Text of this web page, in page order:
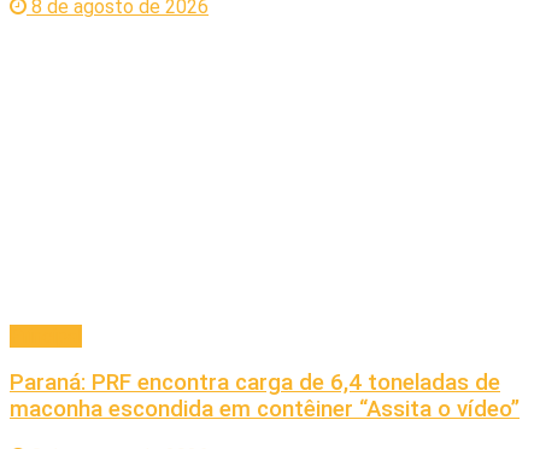
8 de agosto de 2026
Paraná: PRF encontra carga de 6,4 toneladas de
maconha escondida em contêiner “Assita o vídeo”